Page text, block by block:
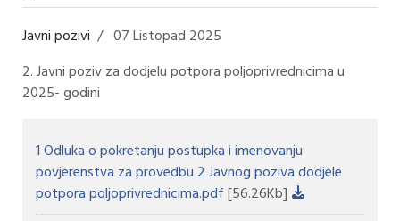
Javni pozivi
07 Listopad 2025
2. Javni poziv za dodjelu potpora poljoprivrednicima u
2025- godini
1 Odluka o pokretanju postupka i imenovanju
povjerenstva za provedbu 2 Javnog poziva dodjele
potpora poljoprivrednicima.pdf[56.26Kb]